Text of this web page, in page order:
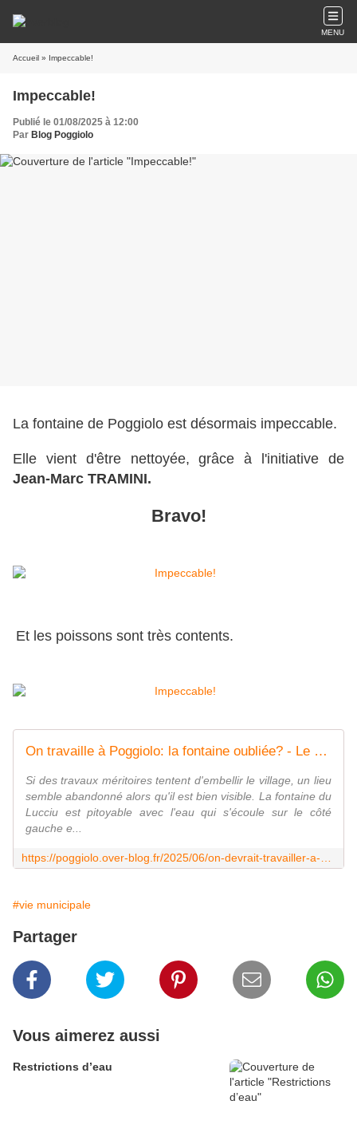
MENU
Accueil » Impeccable!
Impeccable!
Publié le 01/08/2025 à 12:00
Par Blog Poggiolo
La fontaine de Poggiolo est désormais impeccable.
Elle vient d'être nettoyée, grâce à l'initiative de
Jean-Marc TRAMINI.
Bravo!
Et les poissons sont très contents.
On travaille à Poggiolo: la fontaine oubliée? - Le blog des Poggiolais
Si des travaux méritoires tentent d'embellir le village, un lieu
semble abandonné alors qu'il est bien visible. La fontaine du
Lucciu est pitoyable avec l'eau qui s'écoule sur le côté
gauche e...
#vie municipale
Partager
Vous aimerez aussi
Restrictions d’eau